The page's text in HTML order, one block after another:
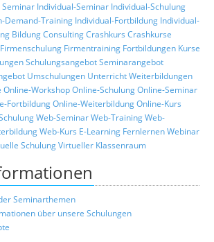
Seminar Individual-Seminar Individual-Schulung
Demand-Training Individual-Fortbildung Individual-
BildungConsultingCrashkurs Crashkurse
Firmenschulung Firmentraining Fortbildungen Kurse
SchulungsangebotSeminarangebot
Umschulungen UnterrichtWeiterbildungen
Online-WorkshopOnline-SchulungOnline-Seminar
FortbildungOnline-WeiterbildungOnline-Kurs
Web-SeminarWeb-TrainingWeb-
Web-Kurs E-Learning FernlernenWebinar
SchulungVirtueller Klassenraum
Seminarthemen
über unsere Schulungen